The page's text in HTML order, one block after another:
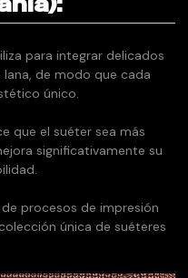
para integrar delicados
de modo que cada
único.
que el suéter sea más
significativamente su
procesos de impresión
única de suéteres